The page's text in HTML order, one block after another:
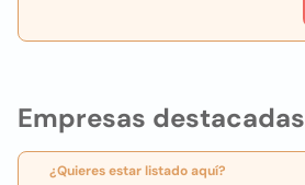
Empresas destacadas
¿Quieres estar listado aquí?